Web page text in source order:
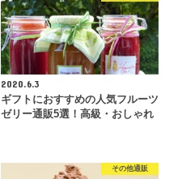
2020.6.3
ギフトにおすすめの人気フルーツ
ゼリー通販5選！高級・おしゃれ
その他通販